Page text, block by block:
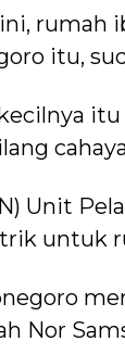
rumah
itu,
itu
Unit
untuk
Nor